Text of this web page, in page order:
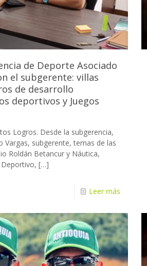
de Deporte Asociado
el subgerente: villas
de desarrollo
deportivos y Juegos
Logros. Desde la subgerencia,
Vargas, subgerente, temas de las
Roldán Betancur y Náutica,
[…]
Leer más